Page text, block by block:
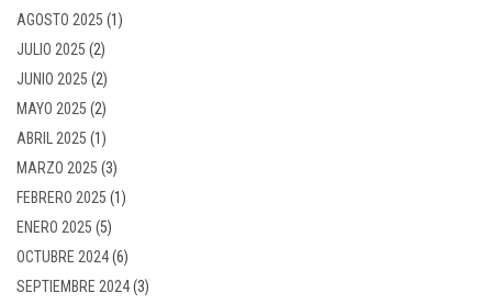
AGOSTO 2025 (1)
JULIO 2025 (2)
JUNIO 2025 (2)
MAYO 2025 (2)
ABRIL 2025 (1)
MARZO 2025 (3)
FEBRERO 2025 (1)
ENERO 2025 (5)
OCTUBRE 2024(6)
SEPTIEMBRE 2024(3)